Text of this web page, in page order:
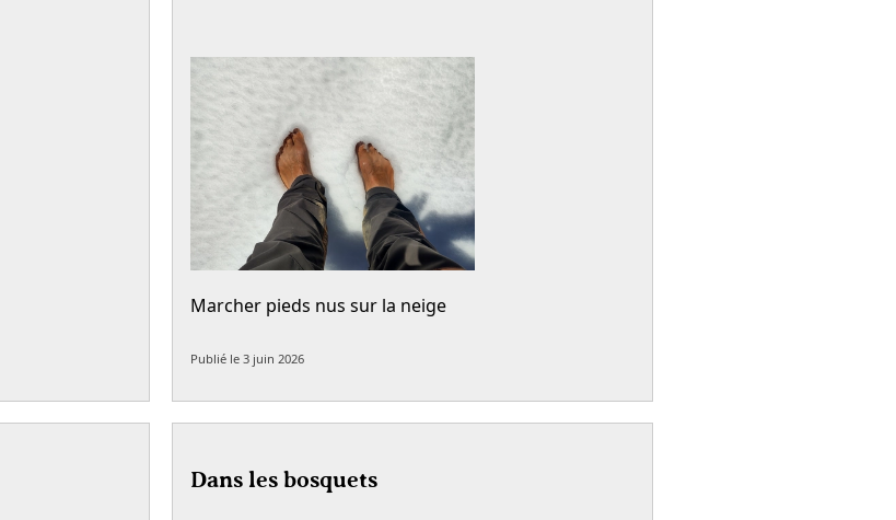
Marcher pieds nus sur la neige
Publié le 3 juin 2026
Dans les bosquets